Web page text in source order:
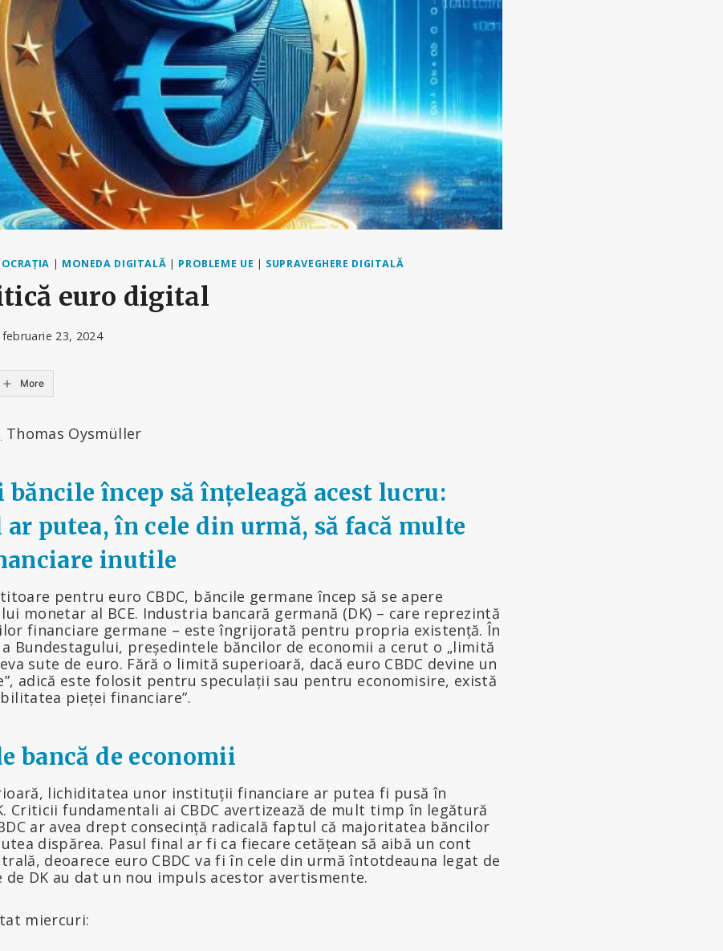
| MONEDA DIGITALĂ | PROBLEME UE | SUPRAVEGHERE DIGITALĂ
euro digital
februarie 23, 2024
More
Thomas Oysmüller
băncile încep să înțeleagă acest lucru:
putea, în cele din urmă, să facă multe
inutile
pentru euro CBDC, băncile germane încep să se apere
monetar al BCE. Industria bancară germană (DK) – care reprezintă
financiare germane – este îngrijorată pentru propria existență. În
Bundestagului, președintele băncilor de economii a cerut o „limită
sute de euro. Fără o limită superioară, dacă euro CBDC devine un
adică este folosit pentru speculații sau pentru economisire, există
pieței financiare”.
bancă de economii
lichiditatea unor instituții financiare ar putea fi pusă în
Criticii fundamentali ai CBDC avertizează de mult timp în legătură
ar avea drept consecință radicală faptul că majoritatea băncilor
dispărea. Pasul final ar fi ca fiecare cetățean să aibă un cont
deoarece euro CBDC va fi în cele din urmă întotdeauna legat de
de DK au dat un nou impuls acestor avertismente.
miercuri: